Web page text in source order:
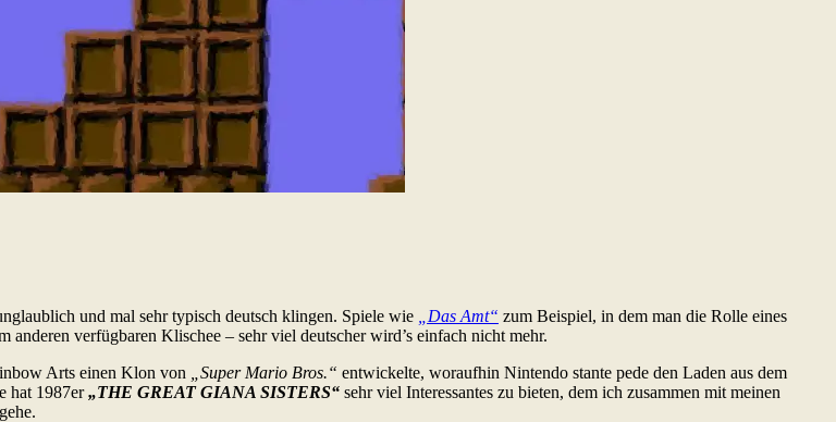
und mal sehr typisch deutsch klingen. Spiele wie
„Das Amt“ zum Beispiel, in dem man die Rolle eines
verfügbaren Klischee – sehr viel deutscher wird’s einfach nicht mehr.
Arts einen Klon von
„Super Mario Bros.“ entwickelte, woraufhin Nintendo stante pede den Laden aus dem
hat 1987er„THE GREAT GIANA SISTERS“ sehr viel Interessantes zu bieten, dem ich zusammen mit meinen